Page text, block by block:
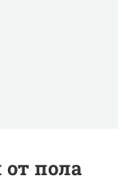
пола